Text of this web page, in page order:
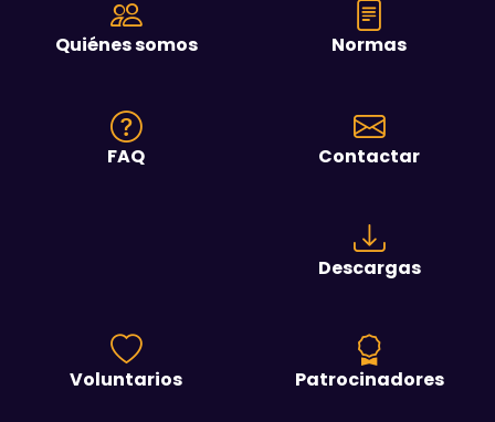
Quiénes somos Normas
FAQ Contactar
Descargas
Voluntarios Patrocinadores